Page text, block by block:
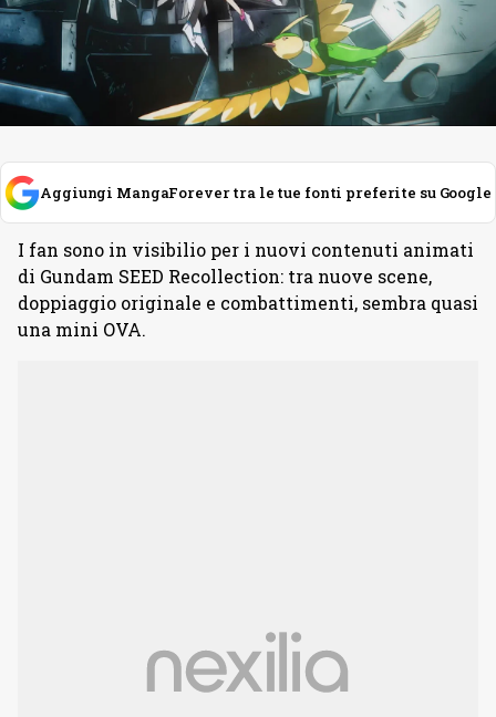
Aggiungi MangaForever tra le tue fonti preferite su Google
I fan sono in visibilio per i nuovi contenuti animati
di Gundam SEED Recollection: tra nuove scene,
doppiaggio originale e combattimenti, sembra quasi
una mini OVA.